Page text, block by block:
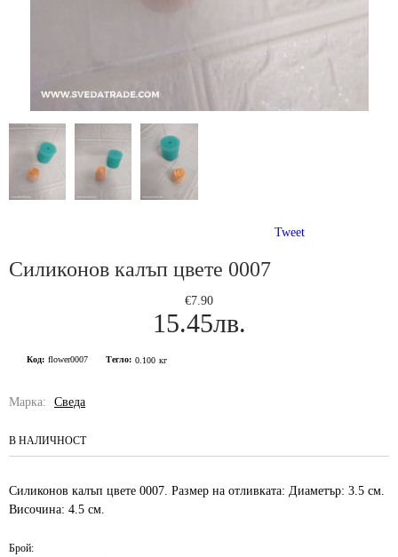
Tweet
Силиконов калъп цвете 0007
€7.90
15.45лв.
Код: flower0007 Тегло: 0.100 кг
Марка: Сведа
В НАЛИЧНОСТ
Силиконов калъп цвете 0007. Размер на отливката: Диаметър: 3.5 см.
Височина: 4.5 см.
Брой: